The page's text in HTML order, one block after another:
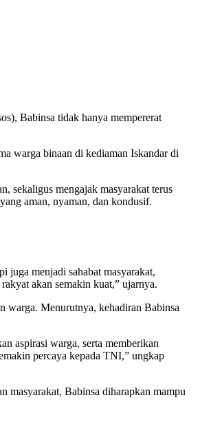
Babinsa tidak hanya mempererat
warga binaan di kediaman Iskandar di
sekaligus mengajak masyarakat terus
aman, nyaman, dan kondusif.
juga menjadi sahabat masyarakat,
akan semakin kuat,” ujarnya.
warga. Menurutnya, kehadiran Babinsa
aspirasi warga, serta memberikan
percaya kepada TNI,” ungkap
masyarakat, Babinsa diharapkan mampu